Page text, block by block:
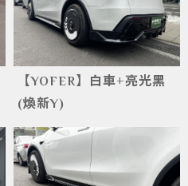
【YOFER】白車+亮光黑
(煥新Y)